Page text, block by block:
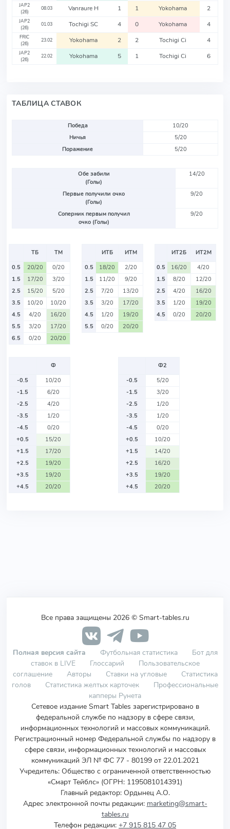
JAP2
(26)
08.03 Vanraure H 1 1 Yokohama 2
JAP2
(26)
01.03 Tochigi SC 4 0 Yokohama 4
FRIC
(26)
23.02 Yokohama 2 2 Tochigi Ci 4
JAP2
(26)
22.02 Yokohama 5 1 Tochigi Ci 6
ТАБЛИЦА СТАВОК
Победа
10/20
Ничья
5/20
Поражение
5/20
Обе забили
(Голы)
14/20
Первые получили очко
(Голы)
9/20
Соперник первым получил
очко (Голы)
9/20
ТБ
ТМ
0.5
20/20
0/20
1.5
17/20
3/20
2.5
15/20
5/20
3.5
10/20
10/20
4.5
4/20
16/20
5.5
3/20
17/20
6.5
0/20 20/20
ИТБ
ИТМ
0.5
18/20
2/20
1.5
11/20
9/20
2.5
7/20
13/20
3.5
3/20
17/20
4.5
1/20
19/20
5.5
0/20 20/20
ИТ2Б
ИТ2М
0.5
16/20
4/20
1.5
8/20
12/20
2.5
4/20
16/20
3.5
1/20
19/20
4.5
0/20 20/20
Ф
-0.5
10/20
-1.5
6/20
-2.5
4/20
-3.5
1/20
-4.5
0/20
+0.5
15/20
+1.5
17/20
+2.5
19/20
+3.5
19/20
+4.5
20/20
Ф2
-0.5
5/20
-1.5
3/20
-2.5
1/20
-3.5
1/20
-4.5
0/20
+0.5
10/20
+1.5
14/20
+2.5
16/20
+3.5
19/20
+4.5
20/20
Все права защищены 2026 © Smart-tables.ru
Полная версия сайта Футбольная статистика
Бот для
ставок в LIVE
Глоссарий
Пользовательское
соглашение
Авторы Ставки на угловые
Статистика
голов
Статистика желтых карточек
Профессиональные
капперы Рунета
Сетевое издание Smart Tables зарегистрировано в
федеральной службе по надзору в сфере связи,
информационных технологий и массовых коммуникаций.
Регистрационный номер Федеральной службы по надзору в
сфере связи, информационных технологий и массовых
коммуникаций ЭЛ № ФС 77 - 80199 от 22.01.2021
Учредитель: Общество с ограниченной ответственностью
«Смарт Тейблс» (ОГРН: 1195081014391)
Главный редактор: Ордынец А.О.
Адрес электронной почты редакции: marketing@smart-
tables.ru
Телефон редакции: +7 915 815 47 05